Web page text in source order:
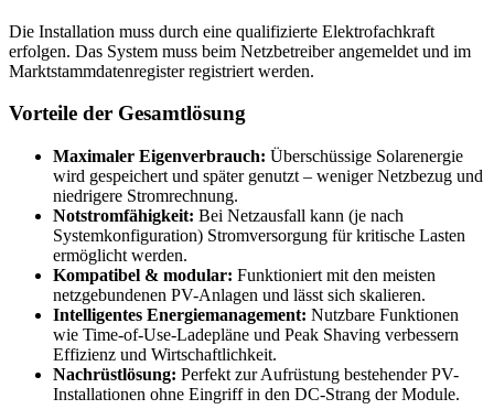
Die Installation muss durch eine qualifizierte Elektrofachkraft
erfolgen. Das System muss beim Netzbetreiber angemeldet und im
Marktstammdatenregister registriert werden.
Vorteile der Gesamtlösung
Maximaler Eigenverbrauch: Überschüssige Solarenergie
wird gespeichert und später genutzt – weniger Netzbezug und
niedrigere Stromrechnung.
Notstromfähigkeit: Bei Netzausfall kann (je nach
Systemkonfiguration) Stromversorgung für kritische Lasten
ermöglicht werden.
Kompatibel & modular: Funktioniert mit den meisten
netzgebundenen PV-Anlagen und lässt sich skalieren.
Intelligentes Energiemanagement: Nutzbare Funktionen
wie Time-of-Use-Ladepläne und Peak Shaving verbessern
Effizienz und Wirtschaftlichkeit.
Nachrüstlösung: Perfekt zur Aufrüstung bestehender PV-
Installationen ohne Eingriff in den DC-Strang der Module.